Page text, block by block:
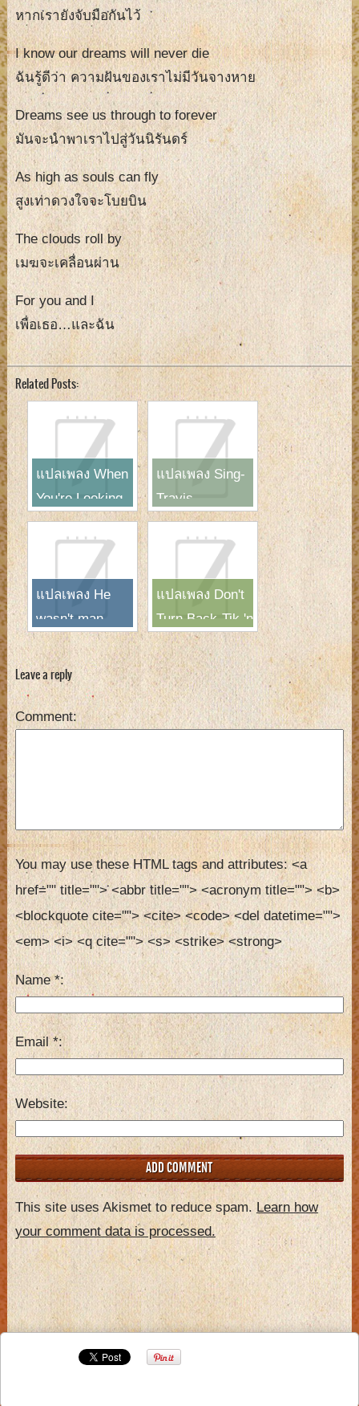
หากเรายังจับมือกันไว้
I know our dreams will never die
ฉันรู้ดีว่า ความฝันของเราไม่มีวันจางหาย
Dreams see us through to forever
มันจะนำพาเราไปสู่วันนิรันดร์
As high as souls can fly
สูงเท่าดวงใจจะโบยบิน
The clouds roll by
เมฆจะเคลื่อนผ่าน
For you and I
เพื่อเธอ…และฉัน
Related Posts:
แปลเพลง When
You're Looking
Like That-
Westlife
แปลเพลง Sing-
Travis
แปลเพลง He
wasn't man
enough-Toni
Braxton
แปลเพลง Don't
Turn Back-Tik 'n
Tak
Leave a reply
Comment
You may use these HTML tags and attributes:<a
href="" title=""> <abbr title=""> <acronym title=""> <b>
<blockquote cite=""> <cite> <code> <del datetime="">
<em> <i> <q cite=""> <s> <strike> <strong>
Name*
Email*
Website
This site uses Akismet to reduce spam. Learn how
your comment data is processed.